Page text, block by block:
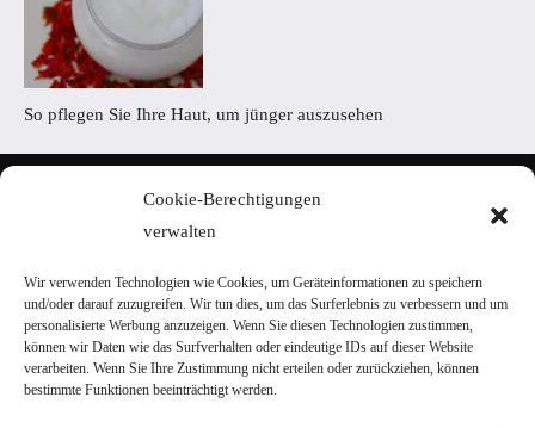
Cookie-Berechtigungen
verwalten
Wir verwenden Technologien wie Cookies, um Geräteinformationen zu speichern
und/oder darauf zuzugreifen. Wir tun dies, um das Surferlebnis zu verbessern und um
personalisierte Werbung anzuzeigen. Wenn Sie diesen Technologien zustimmen,
können wir Daten wie das Surfverhalten oder eindeutige IDs auf dieser Website
verarbeiten. Wenn Sie Ihre Zustimmung nicht erteilen oder zurückziehen, können
bestimmte Funktionen beeinträchtigt werden.
So pflegen Sie Ihre Haut, um jünger auszusehen
AGB
Portal-Werbung
Kontakt
Haus und Garten